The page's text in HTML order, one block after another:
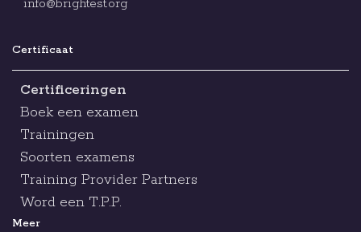
info@brightest.org
Certificaat
Certificeringen
Boek een examen
Trainingen
Soorten examens
Training Provider Partners
Word een T.P.P.
Meer